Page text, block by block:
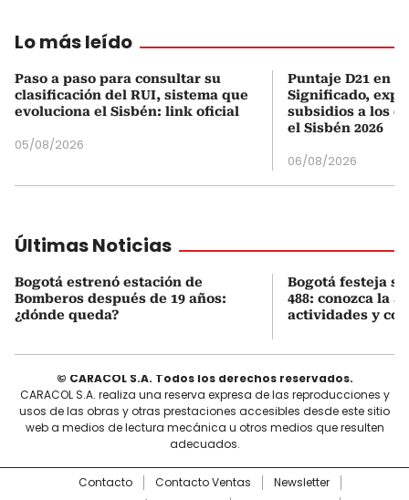
Lo más leído
Paso a paso para consultar su
clasificación del RUI, sistema que
evoluciona el Sisbén: link oficial
05/08/2026
Puntaje D21 en
Significado,
subsidios a los
el Sisbén 2026
06/08/2026
Últimas Noticias
Bogotá estrenó estación de
Bomberos después de 19 años:
¿dónde queda?
Bogotá festeja
488: conozca la
actividades y
© CARACOL S.A. Todos los derechos reservados.
CARACOL S.A. realiza una reserva expresa de las reproducciones y
usos de las obras y otras prestaciones accesibles desde este sitio
web a medios de lectura mecánica u otros medios que resulten
adecuados.
Contacto Contacto Ventas
Newsletter